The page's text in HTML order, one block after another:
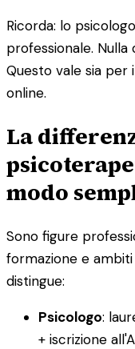
Ricorda: lo
professionale. Nulla
Questo vale sia per
online.
La
modo
Sono figure
formazione e
distingue:
Psicologo:
+ iscrizione